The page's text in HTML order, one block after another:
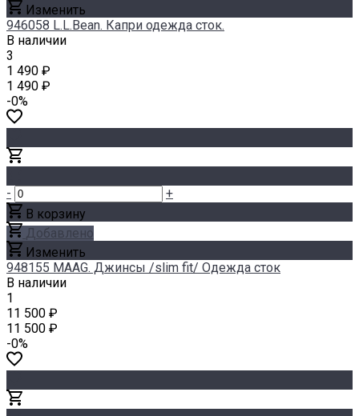
Изменить
946058 L.L.Bean. Капри одежда сток.
В наличии
3
1 490 ₽
1 490 ₽
-0%
-
+
В корзину
Добавлено
Изменить
948155 MAAG. Джинсы /slim fit/ Одежда сток
В наличии
1
11 500 ₽
11 500 ₽
-0%